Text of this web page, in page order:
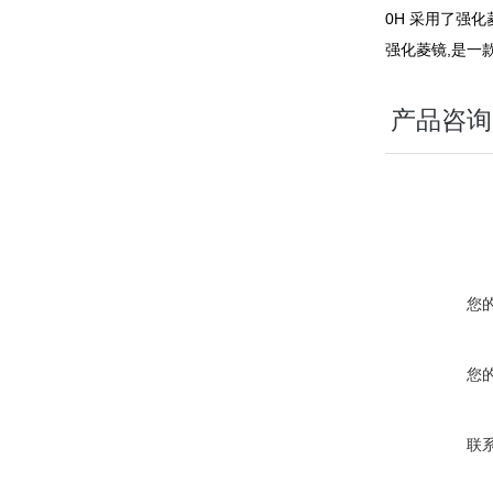
0H 采用了强化
强化菱镜,是一
产品咨询
您
您
联